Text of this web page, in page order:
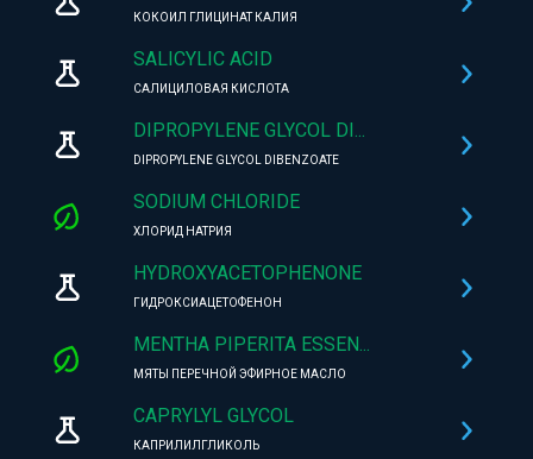
КОКОИЛ ГЛИЦИНАТ КАЛИЯ
SALICYLIC ACID
САЛИЦИЛОВАЯ КИСЛОТА
DIPROPYLENE GLYCOL DI...
DIPROPYLENE GLYCOL DIBENZOATE
SODIUM CHLORIDE
ХЛОРИД НАТРИЯ
HYDROXYACETOPHENONE
ГИДРОКСИАЦЕТОФЕНОН
MENTHA PIPERITA ESSEN...
МЯТЫ ПЕРЕЧНОЙ ЭФИРНОЕ МАСЛО
CAPRYLYL GLYCOL
КАПРИЛИЛГЛИКОЛЬ